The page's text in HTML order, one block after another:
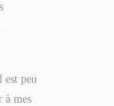
est peu
à mes